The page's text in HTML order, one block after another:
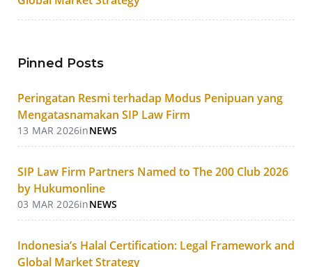
Pinned Posts
Peringatan Resmi terhadap Modus Penipuan yang
Mengatasnamakan SIP Law Firm
13 MAR 2026inNEWS
SIP Law Firm Partners Named to The 200 Club 2026
by Hukumonline
03 MAR 2026inNEWS
Indonesia’s Halal Certification: Legal Framework and
Global Market Strategy